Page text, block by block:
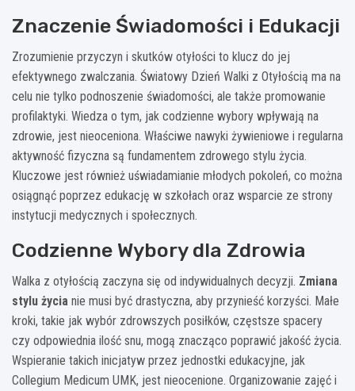
Znaczenie Świadomości i Edukacji
Zrozumienie przyczyn i skutków otyłości to klucz do jej
efektywnego zwalczania. Światowy Dzień Walki z Otyłością ma na
celu nie tylko podnoszenie świadomości, ale także promowanie
profilaktyki. Wiedza o tym, jak codzienne wybory wpływają na
zdrowie, jest nieoceniona. Właściwe nawyki żywieniowe i regularna
aktywność fizyczna są fundamentem zdrowego stylu życia.
Kluczowe jest również uświadamianie młodych pokoleń, co można
osiągnąć poprzez edukację w szkołach oraz wsparcie ze strony
instytucji medycznych i społecznych.
Codzienne Wybory dla Zdrowia
Walka z otyłością zaczyna się od indywidualnych decyzji. Zmiana
stylu życia nie musi być drastyczna, aby przynieść korzyści. Małe
kroki, takie jak wybór zdrowszych posiłków, częstsze spacery
czy odpowiednia ilość snu, mogą znacząco poprawić jakość życia.
Wspieranie takich inicjatyw przez jednostki edukacyjne, jak
Collegium Medicum UMK, jest nieocenione. Organizowanie zajęć i